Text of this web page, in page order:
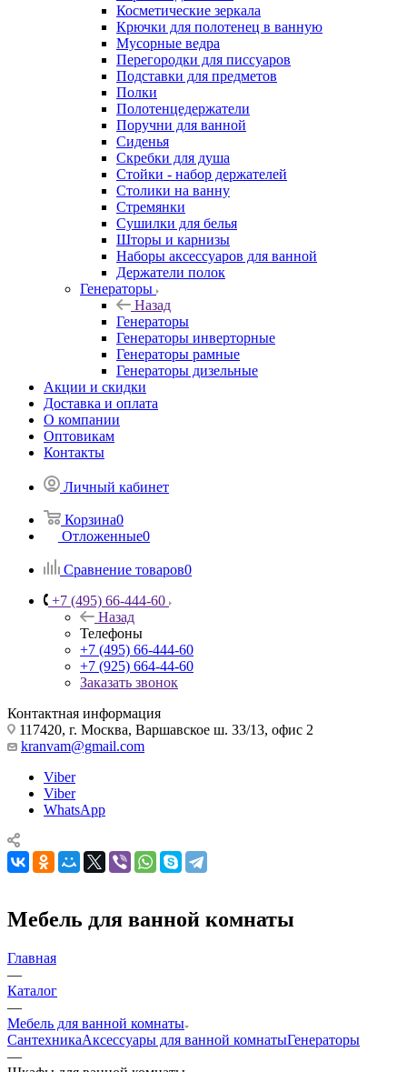
Косметические зеркала
Крючки для полотенец в ванную
Мусорные ведра
Перегородки для писсуаров
Подставки для предметов
Полки
Полотенцедержатели
Поручни для ванной
Сиденья
Скребки для душа
Стойки - набор держателей
Столики на ванну
Стремянки
Сушилки для белья
Шторы и карнизы
Наборы аксессуаров для ванной
Держатели полок
Генераторы
Назад
Генераторы
Генераторы инверторные
Генераторы рамные
Генераторы дизельные
Акции и скидки
Доставка и оплата
О компании
Оптовикам
Контакты
Личный кабинет
Корзина0
Отложенные0
Сравнение товаров0
+7 (495) 66-444-60
Назад
Телефоны
+7 (495) 66-444-60
+7 (925) 664-44-60
Заказать звонок
Контактная информация
117420, г. Москва, Варшавское ш. 33/13, офис 2
kranvam@gmail.com
Viber
Viber
WhatsApp
Мебель для ванной комнаты
Главная
—
Каталог
—
Мебель для ванной комнаты
СантехникаАксессуары для ванной комнатыГенераторы
—